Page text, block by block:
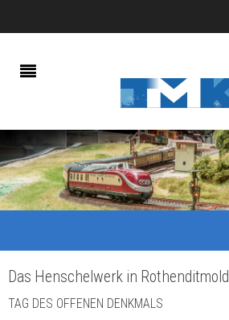
Das Henschelwerk in Rothenditmold
TAG DES OFFENEN DENKMALS